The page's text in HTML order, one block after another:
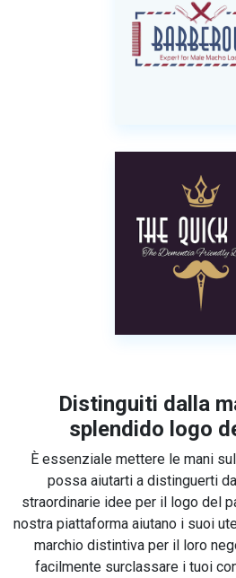
Distinguiti dalla
splendido logo
È essenziale mettere le mani
possa aiutarti a distinguerti
straordinarie idee per il logo del
nostra piattaforma aiutano i suoi
marchio distintiva per il loro
facilmente surclassare i tuoi